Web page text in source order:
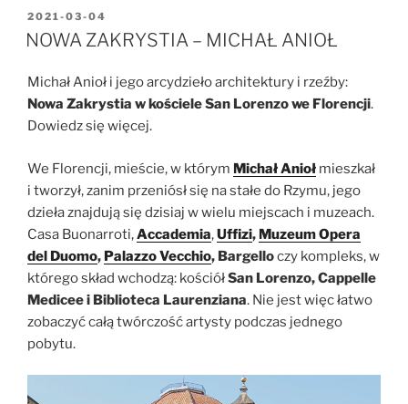
OPUBLIKOWANE
W
2021-03-04
NOWA ZAKRYSTIA – MICHAŁ ANIOŁ
Michał Anioł i jego arcydzieło architektury i rzeźby:
Nowa Zakrystia w kościele San Lorenzo we Florencji.
Dowiedz się więcej.
We Florencji, mieście, w którym Michał Anioł mieszkał
i tworzył, zanim przeniósł się na stałe do Rzymu, jego
dzieła znajdują się dzisiaj w wielu miejscach i muzeach.
Casa Buonarroti,Accademia,Uffizi, Muzeum Opera
del Duomo, Palazzo Vecchio, Bargelloczy kompleks, w
którego skład wchodzą: kościółSan Lorenzo, Cappelle
Medicee i Biblioteca Laurenziana. Nie jest więc łatwo
zobaczyć całą twórczość artysty podczas jednego
pobytu.